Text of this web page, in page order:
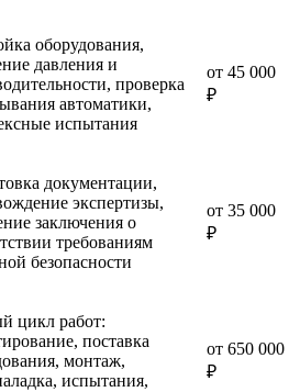
оборудования,
давления и
проверка
автоматики,
испытания
от 45 000
₽
документации,
экспертизы,
заключения о
требованиям
безопасности
от 35 000
₽
цикл работ:
поставка
монтаж,
испытания,
от 650 000
₽